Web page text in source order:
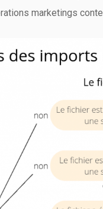
marketings